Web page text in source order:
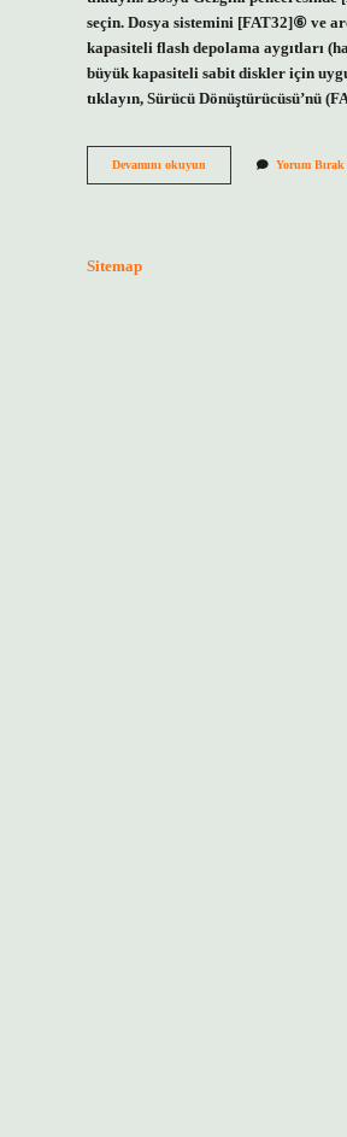
seçin. Dosya sistemini [FAT32]⑥ ve
kapasiteli flash depolama aygıtları
büyük kapasiteli sabit diskler için
tıklayın, Sürücü Dönüştürücüsü’nü
Devamını okuyun
Atarken
Yorum Bırak
Sitemap